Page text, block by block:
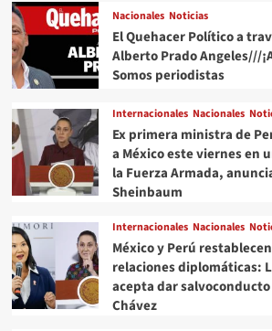
Nacionales Noticias
El Quehacer Político a
Alberto Prado Angeles///
Somos periodistas
Internacionales Nacionales
Ex primera ministra de
a México este viernes en
la Fuerza Armada,
Sheinbaum
Internacionales Nacionales
México y Perú restablecen
relaciones diplomáticas:
acepta dar salvoconducto
Chávez